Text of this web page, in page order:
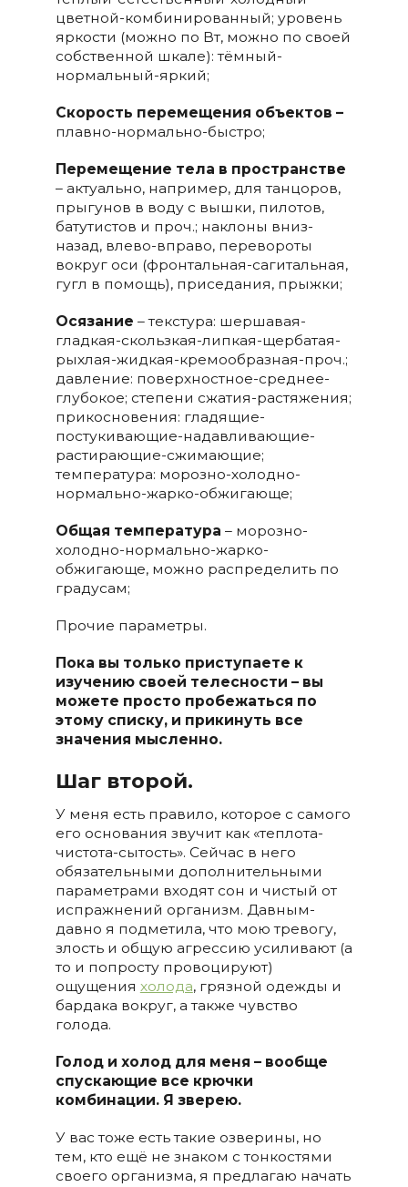
цветной-комбинированный; уровень
яркости (можно по Вт, можно по своей
собственной шкале): тёмный-
нормальный-яркий;
Скорость перемещения объектов –
плавно-нормально-быстро;
Перемещение тела в пространстве
– актуально, например, для танцоров,
прыгунов в воду с вышки, пилотов,
батутистов и проч.; наклоны вниз-
назад, влево-вправо, перевороты
вокруг оси (фронтальная-сагитальная,
гугл в помощь), приседания, прыжки;
Осязание – текстура: шершавая-
гладкая-скользкая-липкая-щербатая-
рыхлая-жидкая-кремообразная-проч.;
давление: поверхностное-среднее-
глубокое; степени сжатия-растяжения;
прикосновения: гладящие-
постукивающие-надавливающие-
растирающие-сжимающие;
температура: морозно-холодно-
нормально-жарко-обжигающе;
Общая температура – морозно-
холодно-нормально-жарко-
обжигающе, можно распределить по
градусам;
Прочие параметры.
Пока вы только приступаете к
изучению своей телесности – вы
можете просто пробежаться по
этому списку, и прикинуть все
значения мысленно.
Шаг второй.
У меня есть правило, которое с самого
его основания звучит как «теплота-
чистота-сытость». Сейчас в него
обязательными дополнительными
параметрами входят сон и чистый от
испражнений организм. Давным-
давно я подметила, что мою тревогу,
злость и общую агрессию усиливают (а
то и попросту провоцируют)
ощущения холода, грязной одежды и
бардака вокруг, а также чувство
голода.
Голод и холод для меня – вообще
спускающие все крючки
комбинации. Я зверею.
У вас тоже есть такие озверины, но
тем, кто ещё не знаком с тонкостями
своего организма, я предлагаю начать